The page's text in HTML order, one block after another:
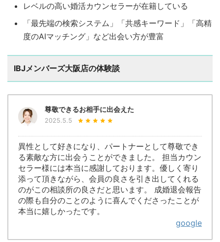
レベルの高い婚活カウンセラーが在籍している
「最先端の検索システム」「共感キーワード」「高精
度のAIマッチング」など出会い方が豊富
IBJメンバーズ大阪店の体験談
尊敬できるお相手に出会えた
2025.5.5
異性として好きになり、パートナーとして尊敬でき
る素敵な方に出会うことができました。 担当カウン
セラー様には本当に感謝しております。優しく寄り
添って頂きながら、会員の良さを引き出してくれる
のがこの相談所の良さだと思います。 成婚退会報告
の際も自分のことのように喜んでくださったことが
本当に嬉しかったです。
google